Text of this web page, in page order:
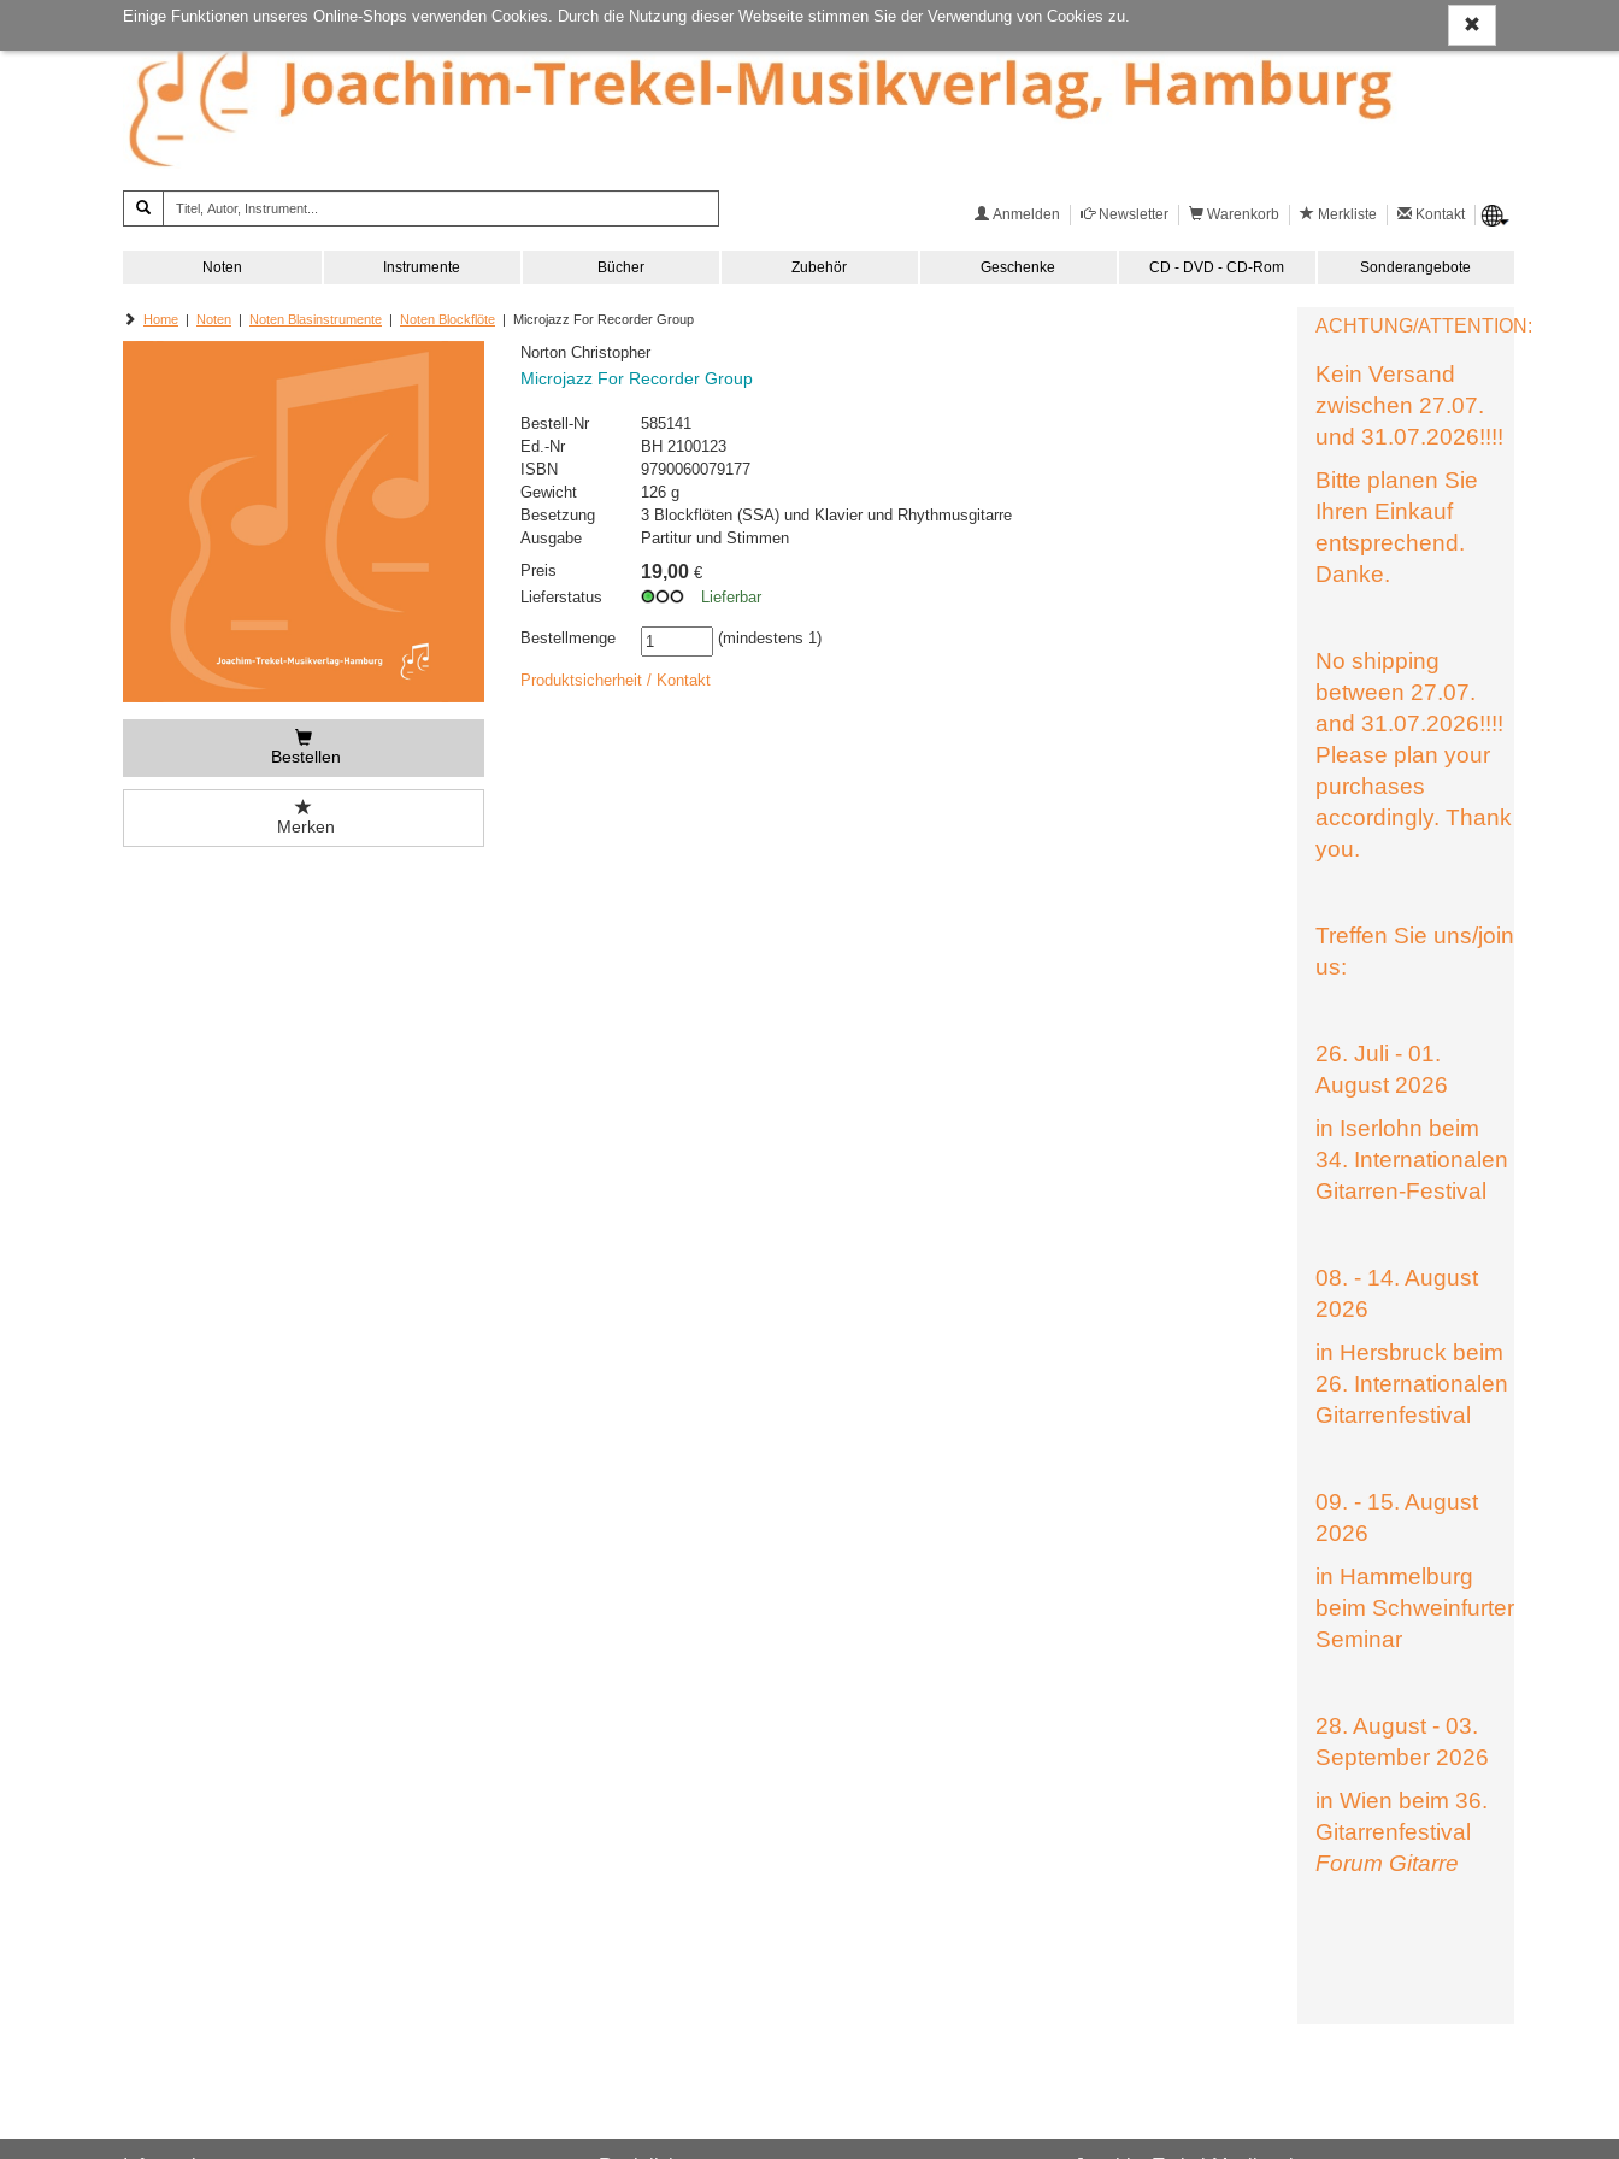
Einige Funktionen unseres Online-Shops verwenden Cookies. Durch die Nutzung dieser Webseite stimmen Sie der Verwendung von Cookies zu.
Anmelden Newsletter Warenkorb Merkliste Kontakt
Noten Instrumente Bücher Zubehör Geschenke CD - DVD - CD-Rom Sonderangebote
Home | Noten | Noten Blasinstrumente | Noten Blockflöte | Microjazz For Recorder Group
Bestellen
Merken
Norton Christopher
Microjazz For Recorder Group
Bestell-Nr
585141
Ed.-Nr
BH 2100123
ISBN
9790060079177
Gewicht
126 g
Besetzung
3 Blockflöten (SSA) und Klavier und Rhythmusgitarre
Ausgabe
Partitur und Stimmen
Preis
19,00 €
Lieferstatus
Lieferbar
Bestellmenge (mindestens 1)
Produktsicherheit / Kontakt
ACHTUNG/ATTENTION:
Kein Versand
zwischen 27.07.
und 31.07.2026!!!!
Bitte planen Sie
Ihren Einkauf
entsprechend.
Danke.
No shipping
between 27.07.
and 31.07.2026!!!!
Please plan your
purchases
accordingly. Thank
you.
Treffen Sie uns/join
us:
26. Juli - 01.
August 2026
in Iserlohn beim
34. Internationalen
Gitarren-Festival
08. - 14. August
2026
in Hersbruck beim
26. Internationalen
Gitarrenfestival
09. - 15. August
2026
in Hammelburg
beim Schweinfurter
Seminar
28. August - 03.
September 2026
in Wien beim 36.
Gitarrenfestival
Forum Gitarre